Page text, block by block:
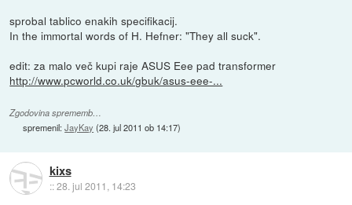
sprobal tablico enakih specifikacij.
In the immortal words of H. Hefner: "They all suck".
edit: za malo več kupi raje ASUS Eee pad transformer
http://www.pcworld.co.uk/gbuk/asus-eee-...
Zgodovina sprememb…
spremenil:JayKay (28. jul 2011 ob 14:17)
kixs
::28. jul 2011, 14:23